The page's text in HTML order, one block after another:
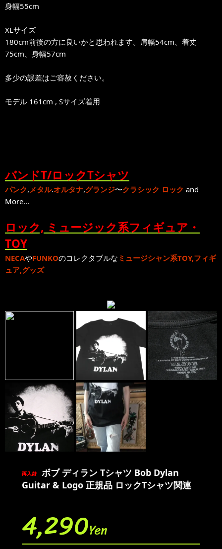
身幅55cm
XLサイズ
180cm前後の方に良いかと思われます。肩幅54cm、着丈
75cm、身幅57cm
多少の誤差はご容赦ください。
モデル 161cm , Sサイズ着用
バンドT/ロックTシャツ
パンク, メタル.オルタナ,グランジ〜クラシック ロック and
More...
ロック, ミュージック系フィギュア・
TOY
NECAやFUNKOのコレクタブルな ミュージシャン系TOY,フィギ
ュア,グッズ
ボブ ディラン Tシャツ Bob Dylan
Guitar & Logo 正規品 ロックTシャツ関連
4,290Yen